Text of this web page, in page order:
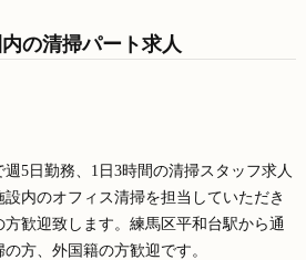
の清掃パート求人
5日勤務、1日3時間の清掃スタッフ求人
内のオフィス清掃を担当していただき
歓迎致します。練馬区平和台駅から通
方、外国籍の方歓迎です。